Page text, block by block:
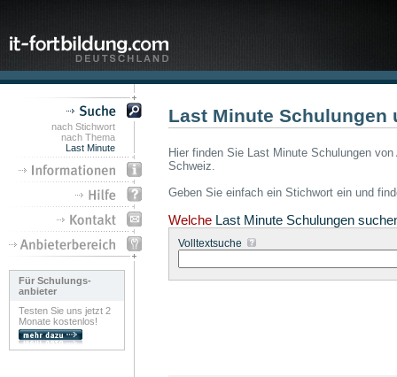
nach Stichwort
nach Thema
Last Minute
Für Schulungs-
anbieter
Testen Sie uns jetzt 2
Monate kostenlos!
Last Minute Schulungen
Hier finden Sie Last Minute Schulungen
Schweiz.
Geben Sie einfach ein Stichwort ein und
Welche Last Minute Schulungen
Volltextsuche